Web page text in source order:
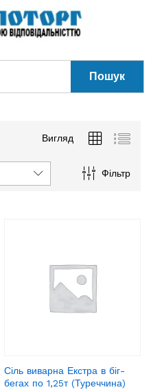
Пошук
Вигляд
Фільтр
Сіль виварна Екстра в біг-
бегах по 1,25т (Туреччина)